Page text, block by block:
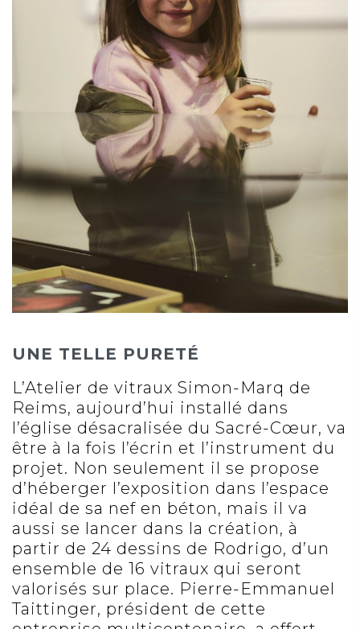
UNE TELLE PURETÉ
L’Atelier de vitraux Simon-Marq de
Reims, aujourd’hui installé dans
l’église désacralisée du Sacré-Cœur, va
être à la fois l’écrin et l’instrument du
projet. Non seulement il se propose
d’héberger l’exposition dans l’espace
idéal de sa nef en béton, mais il va
aussi se lancer dans la création, à
partir de 24 dessins de Rodrigo, d’un
ensemble de 16 vitraux qui seront
valorisés sur place. Pierre-Emmanuel
Taittinger, président de cette